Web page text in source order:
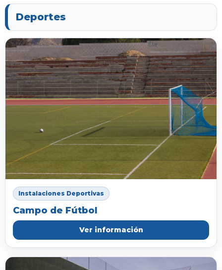
Deportes
Instalaciones Deportivas
Campo de Fútbol
Ver información